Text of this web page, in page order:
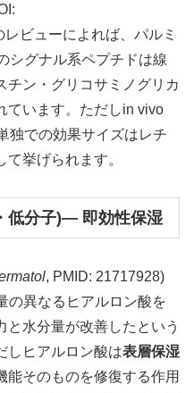
ビューによれば、パルミ
シグナル系ペプチドは線
チン・グリコサミノグリカ
ています。ただしin vivo
独での効果サイズはレチ
挙げられます。
低分子)— 即効性保湿
, PMID: 21717928)
の異なるヒアルロン酸を
水分量が改善したという
しヒアルロン酸は表層保湿
能そのものを修復する作用